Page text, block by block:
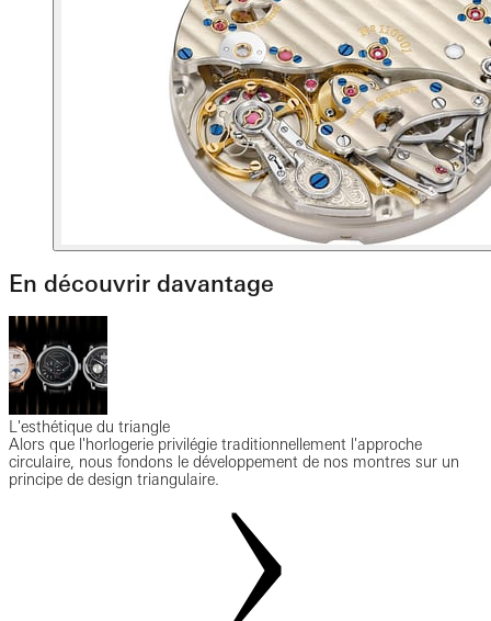
En découvrir davantage
L'esthétique du triangle
Alors que l'horlogerie privilégie traditionnellement l'approche
circulaire, nous fondons le développement de nos montres sur un
principe de design triangulaire.